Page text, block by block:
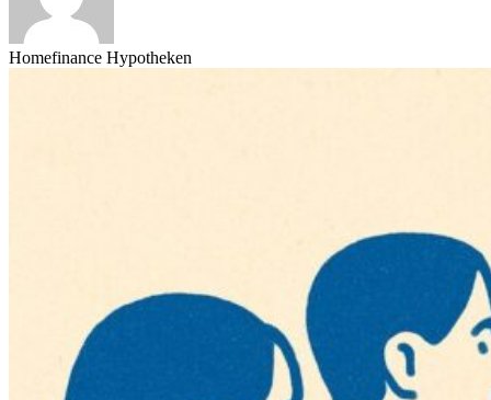
Homefinance Hypotheken